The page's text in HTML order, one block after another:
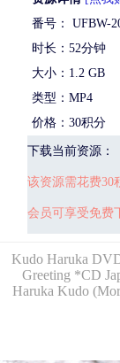
番号： UFBW-
时长：52分钟
大小：1.2 GB
类型：MP4
价格：30积分
下载当前资源：
该资源需花费30
会员可享受免费
Kudo Haruka
Greeting *CD
Haruka Kudo